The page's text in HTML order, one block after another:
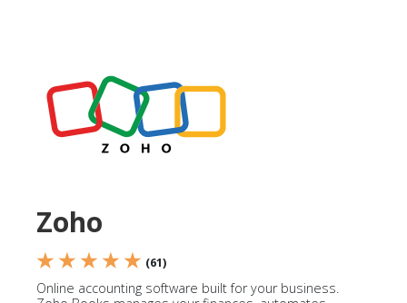
Zoho
★ ★ ★ ★ ★ (61)
Online accounting software built for your business.